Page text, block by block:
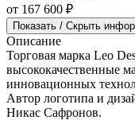
от 167 600 ₽
Показать / Скрыть
Описание
Торговая марка Leo
высококачественные
инновационных
Автор логотипа и
Никас Сафронов.